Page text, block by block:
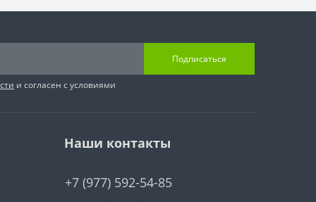
Подписаться
и согласен с условиями
Наши контакты
+7 (977) 592-54-85